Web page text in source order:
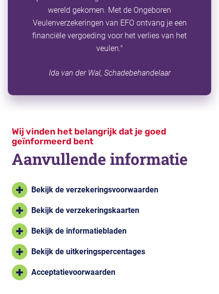
wereld gekomen. Met de Ongeboren
Veulenverzekeringen van EFO ontvang je een
financiële vergoeding voor het verlies van het
veulen."
Ida van der Wal, Schadebehandelaar
Wij vinden het belangrijk dat je goed
geïnformeerd bent
Aanvullende informatie
Bekijk de verzekeringsvoorwaarden
Bekijk de verzekeringskaarten
Bekijk de informatiebladen
Bekijk de uitkeringspercentages
Acceptatievoorwaarden